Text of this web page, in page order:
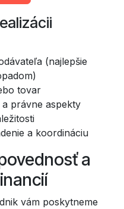
(najlepšie
tovar
právne aspekty
a koordináciu
a
vám poskytneme